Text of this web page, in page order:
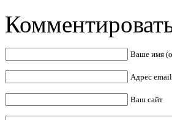
Ваше имя
Адрес email
Ваш сайт